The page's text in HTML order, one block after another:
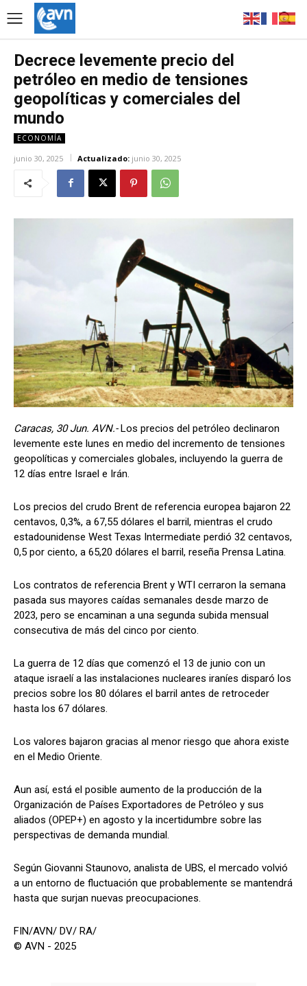
Decrece levemente precio del
petróleo en medio de tensiones
geopolíticas y comerciales del
mundo
ECONOMÍA
junio 30, 2025 Actualizado: junio 30, 2025
Caracas, 30 Jun. AVN.-Los precios del petróleo declinaron
levemente este lunes en medio del incremento de tensiones
geopolíticas y comerciales globales, incluyendo la guerra de
12 días entre Israel e Irán.
Los precios del crudo Brent de referencia europea bajaron 22
centavos, 0,3%, a 67,55 dólares el barril, mientras el crudo
estadounidense West Texas Intermediate perdió 32 centavos,
0,5 por ciento, a 65,20 dólares el barril, reseña Prensa Latina.
Los contratos de referencia Brent y WTI cerraron la semana
pasada sus mayores caídas semanales desde marzo de
2023, pero se encaminan a una segunda subida mensual
consecutiva de más del cinco por ciento.
La guerra de 12 días que comenzó el 13 de junio con un
ataque israelí a las instalaciones nucleares iraníes disparó los
precios sobre los 80 dólares el barril antes de retroceder
hasta los 67 dólares.
Los valores bajaron gracias al menor riesgo que ahora existe
en el Medio Oriente.
Aun así, está el posible aumento de la producción de la
Organización de Países Exportadores de Petróleo y sus
aliados (OPEP+) en agosto y la incertidumbre sobre las
perspectivas de demanda mundial.
Según Giovanni Staunovo, analista de UBS, el mercado volvió
a un entorno de fluctuación que probablemente se mantendrá
hasta que surjan nuevas preocupaciones.
FIN/AVN/ DV/ RA/
© AVN - 2025